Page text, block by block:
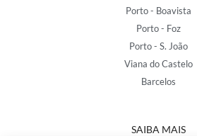
Porto - Boavista
Porto - Foz
Porto - S. João
Viana do Castelo
Barcelos
SAIBA MAIS